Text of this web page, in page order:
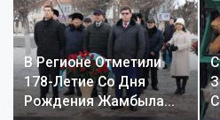
В Регионе Отметили
178-Летие Со Дня
Рождения Жамбыла…